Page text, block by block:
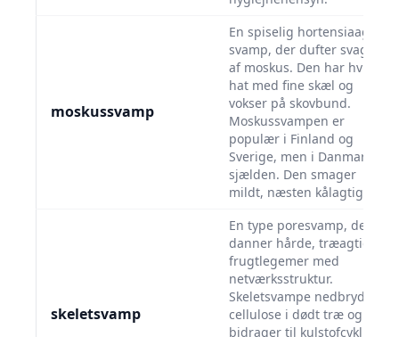
moskussvamp
En spiselig hortensiaagtig
svamp, der dufter svagt
af moskus. Den har hvid
hat med fine skæl og
vokser på skovbund.
Moskussvampen er
populær i Finland og
Sverige, men i Danmark
sjælden. Den smager
mildt, næsten kålagtigt.
skeletsvamp
En type poresvamp, der
danner hårde, træagtige
frugtlegemer med
netværksstruktur.
Skeletsvampe nedbryder
cellulose i dødt træ og
bidrager til kulstofcyklus.